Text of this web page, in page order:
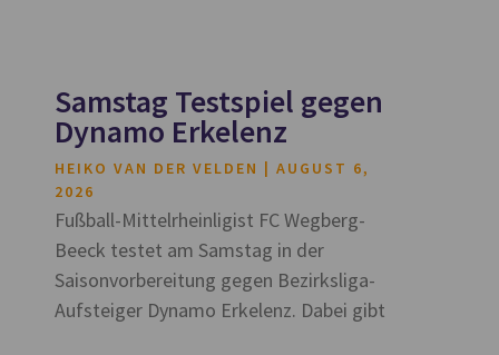
Samstag Testspiel gegen
Dynamo Erkelenz
HEIKO VAN DER VELDEN
AUGUST 6,
2026
Fußball-Mittelrheinligist FC Wegberg-
Beeck testet am Samstag in der
Saisonvorbereitung gegen Bezirksliga-
Aufsteiger Dynamo Erkelenz. Dabei gibt